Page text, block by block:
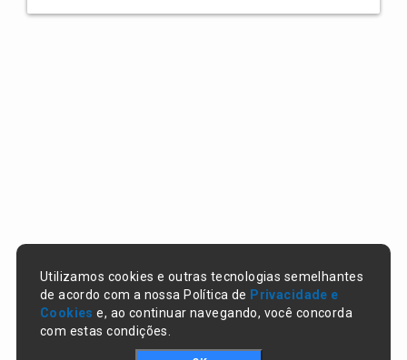
Utilizamos cookies e outras tecnologias semelhantes
de acordo com a nossa Política de Privacidade e
Cookies e, ao continuar navegando, você concorda
com estas condições.